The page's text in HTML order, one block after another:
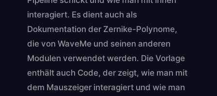
interagiert. Es dient auch als
Dokumentation der Zernike-Polynome,
die von WaveMe und seinen anderen
Modulen verwendet werden. Die Vorlage
enthält auch Code, der zeigt, wie man mit
dem Mauszeiger interagiert und wie man